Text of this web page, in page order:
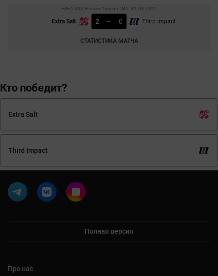
Кто победит?
Extra Salt
Third Impact
ESEA S38 Premier Division - NA. 31.08.2021
Extra Salt 2 – 0 Third Impact
СТАТИСТИКА МАТЧА
Полная версия
Про нас